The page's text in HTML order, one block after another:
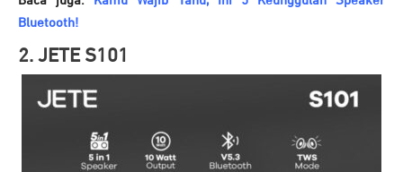
Bluetooth!
2. JETE S101